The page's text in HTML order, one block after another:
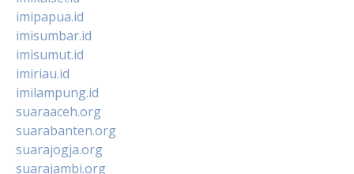
imipapua.id
imisumbar.id
imisumut.id
imiriau.id
imilampung.id
suaraaceh.org
suarabanten.org
suarajogja.org
suarajambi.org